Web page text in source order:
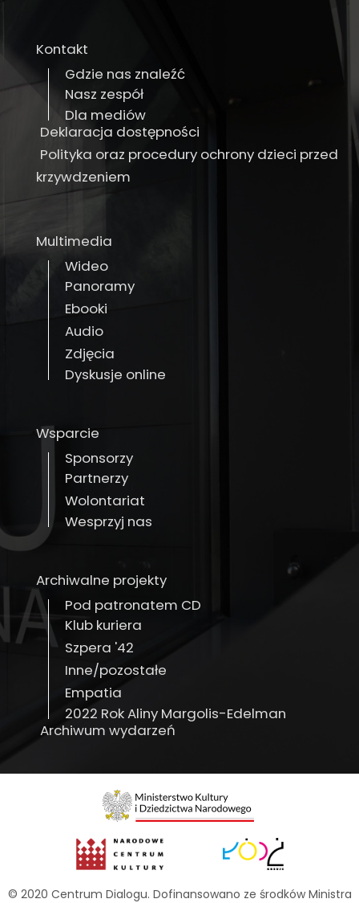
Kontakt
Gdzie nas znaleźć
Nasz zespół
Dla mediów
Deklaracja dostępności
Polityka oraz procedury ochrony dzieci przed
krzywdzeniem
Multimedia
Wideo
Panoramy
Ebooki
Audio
Zdjęcia
Dyskusje online
Wsparcie
Sponsorzy
Partnerzy
Wolontariat
Wesprzyj nas
Archiwalne projekty
Pod patronatem CD
Klub kuriera
Szpera '42
Inne/pozostałe
Empatia
2022 Rok Aliny Margolis-Edelman
Archiwum wydarzeń
© 2020 Centrum Dialogu. Dofinansowano ze środków Ministra